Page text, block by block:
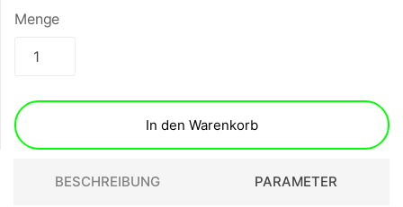
Menge
In den Warenkorb
BESCHREIBUNG PARAMETER